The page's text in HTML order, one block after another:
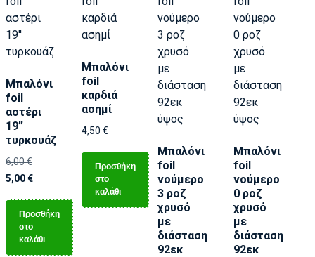
Μπαλόνι
foil
αστέρι
19”
τυρκουάζ
6,00€
5,00€
Προσθήκη
στο
καλάθι
Μπαλόνι
foil
καρδιά
ασημί
4,50 €
Προσθήκη
στο
καλάθι
Μπαλόνι
foil
νούμερο
3 ροζ
χρυσό
με
διάσταση
92εκ
Μπαλόνι
foil
νούμερο
0 ροζ
χρυσό
με
διάσταση
92εκ